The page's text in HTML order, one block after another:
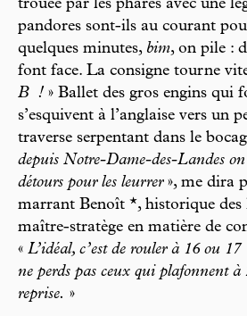
trouée par les phares avec une
pandores sont-ils au courant
quelques minutes, bim, on pile :
font face. La consigne tourne
B ! » Ballet des gros engins qui
s’esquivent à l’anglaise vers un
traverse serpentant dans le
depuis Notre-Dame-des-Landes
détours pour les leurrer», me dira
marrant Benoît *, historique des
maître-stratège en matière de
« L’idéal, c’est de rouler à 16 ou 17
ne perds pas ceux qui plafonnent à
reprise. »